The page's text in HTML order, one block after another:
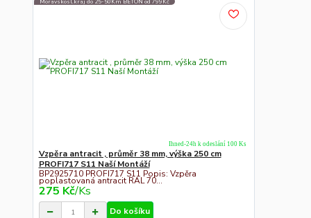
Moravskosl.kraj do 25-50Km BETON od 799Kč
Vzpěra antracit , průměr 38 mm, výška 250 cm
PROFI717 S11 Naší Montáží
BP2925710 PROFI717 S11 Popis: Vzpěra
poplastovaná antracit RAL 70...
275 Kč/Ks
Ihned-24h k odeslání 100 Ks
Do košíku